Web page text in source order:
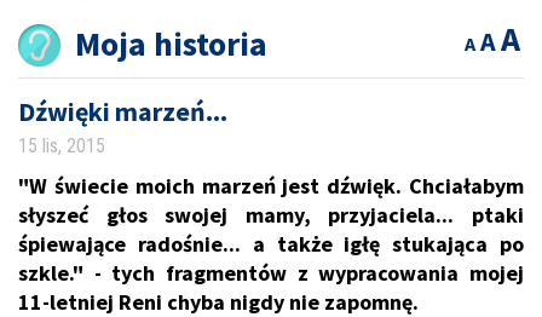
Moja historia A
A
A
Dźwięki marzeń...
15 lis, 2015
"W świecie moich marzeń jest dźwięk. Chciałabym
słyszeć głos swojej mamy, przyjaciela... ptaki
śpiewające radośnie... a także igłę stukająca po
szkle." - tych fragmentów z wypracowania mojej
11-letniej Reni chyba nigdy nie zapomnę.